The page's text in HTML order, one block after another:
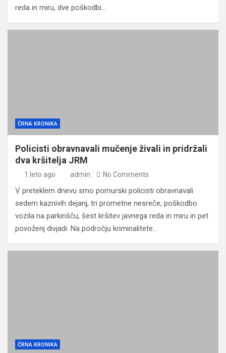
reda in miru, dve poškodbi…
ČRNA KRONIKA
Policisti obravnavali mučenje živali in pridržali
dva kršitelja JRM
1 leto ago admin No Comments
V preteklem dnevu smo pomurski policisti obravnavali
sedem kaznivih dejanj, tri prometne nesreče, poškodbo
vozila na parkirišču, šest kršitev javnega reda in miru in pet
povoženj divjadi. Na področju kriminalitete…
ČRNA KRONIKA